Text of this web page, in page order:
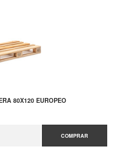
80X120 EUROPEO
COMPRAR